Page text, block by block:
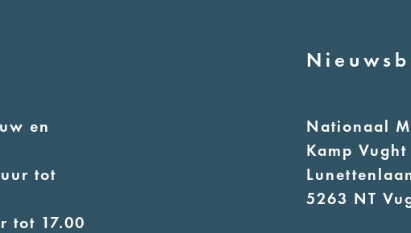
en
tot
tot 17.00
Nationaal
Kamp Vught
5263 NT